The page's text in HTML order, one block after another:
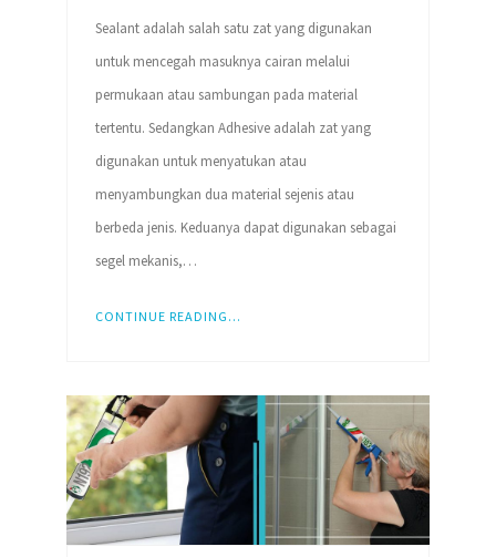
Sealant adalah salah satu zat yang digunakan
untuk mencegah masuknya cairan melalui
permukaan atau sambungan pada material
tertentu. Sedangkan Adhesive adalah zat yang
digunakan untuk menyatukan atau
menyambungkan dua material sejenis atau
berbeda jenis. Keduanya dapat digunakan sebagai
segel mekanis,…
CONTINUE READING...